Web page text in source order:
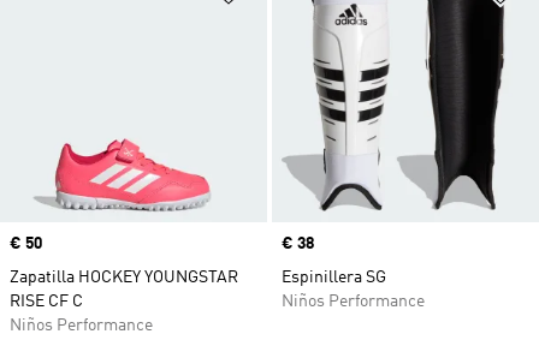
Precio
€ 50
Zapatilla HOCKEY YOUNGSTAR
RISE CF C
Niños Performance
Precio
€ 38
Espinillera SG
Niños Performance